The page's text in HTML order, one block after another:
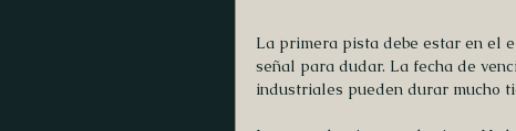
La primera pista debe estar en el
señal para dudar. La fecha de
industriales pueden durar mucho